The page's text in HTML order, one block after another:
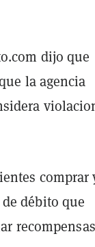
dijo que
la agencia
comprar
débito que